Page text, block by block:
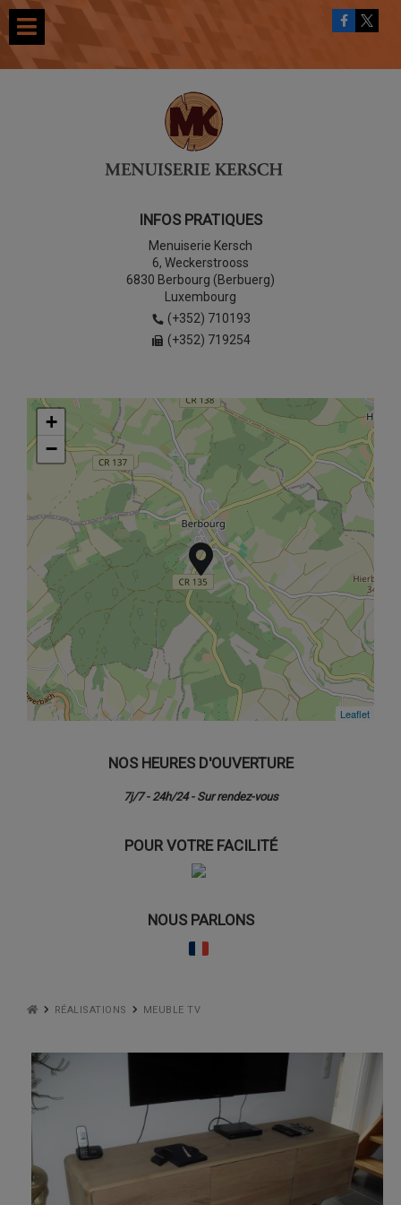
INFOS PRATIQUES
Menuiserie Kersch
6, Weckerstrooss
6830 Berbourg (Berbuerg)
Luxembourg
(+352) 710193
(+352) 719254
+
−
Leaflet
+
−
Leaflet
NOS HEURES D'OUVERTURE
7j/7 - 24h/24 - Sur rendez-vous
POUR VOTRE FACILITÉ
NOUS PARLONS
RÉALISATIONS MEUBLE TV